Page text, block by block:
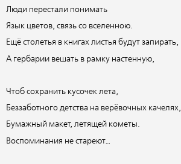
Люди перестали понимать
Язык цветов, связь со вселенною.
Ещё столетья в книгах листья будут запирать,
А гербарии вешать в рамку настенную,
Чтоб сохранить кусочек лета,
Беззаботного детства на верёвочных качелях,
Бумажный макет, летящей кометы.
Воспоминания не стареют…